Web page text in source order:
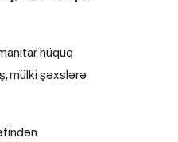
hüquq
mülki şəxslərə